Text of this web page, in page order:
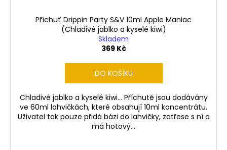
Příchuť Drippin Party S&V 10ml Apple Maniac
(Chladivé jablko a kyselé kiwi)
Skladem
369 Kč
DO KOŠÍKU
Chladivé jablko a kyselé kiwi... Příchutě jsou dodávány
ve 60ml lahvičkách, které obsahují 10ml koncentrátu.
Uživatel tak pouze přidá bázi do lahvičky, zatřese s ní a
má hotový...